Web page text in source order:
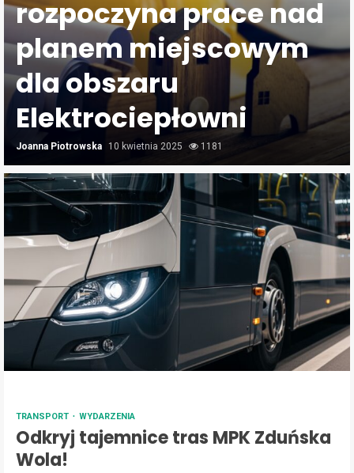
prace nad
miejscowym
obszaru
Piotrowska 10 kwietnia 2025 1181
TRANSPORT WYDARZENIA
Odkryj tajemnice tras MPK Zduńska
Wola!